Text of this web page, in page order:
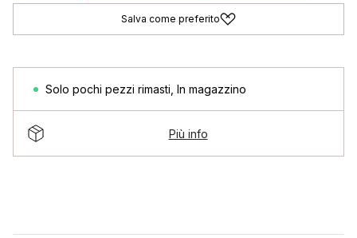
Salva come preferito
Solo pochi pezzi rimasti In magazzino
Più info